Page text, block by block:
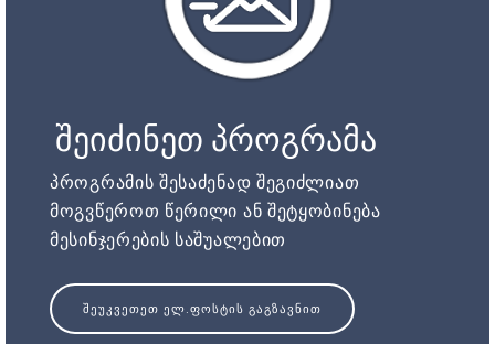
შეიძინეთ პროგრამა
პროგრამის შესაძენად შეგიძლიათ
მოგვწეროთ წერილი ან შეტყობინება
მესინჯერების საშუალებით
ᲨᲔᲣᲙᲕᲔᲗᲔᲗ ᲔᲚ.ᲤᲝᲡᲢᲘᲡ ᲒᲐᲒᲖᲐᲕᲜᲘᲗ